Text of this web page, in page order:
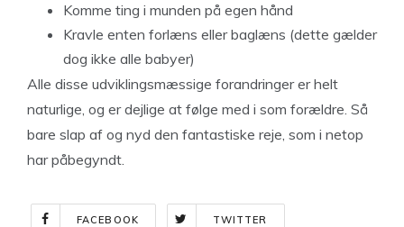
Komme ting i munden på egen hånd
Kravle enten forlæns eller baglæns (dette gælder
dog ikke alle babyer)
Alle disse udviklingsmæssige forandringer er helt
naturlige, og er dejlige at følge med i som forældre. Så
bare slap af og nyd den fantastiske reje, som i netop
har påbegyndt.
FACEBOOK TWITTER